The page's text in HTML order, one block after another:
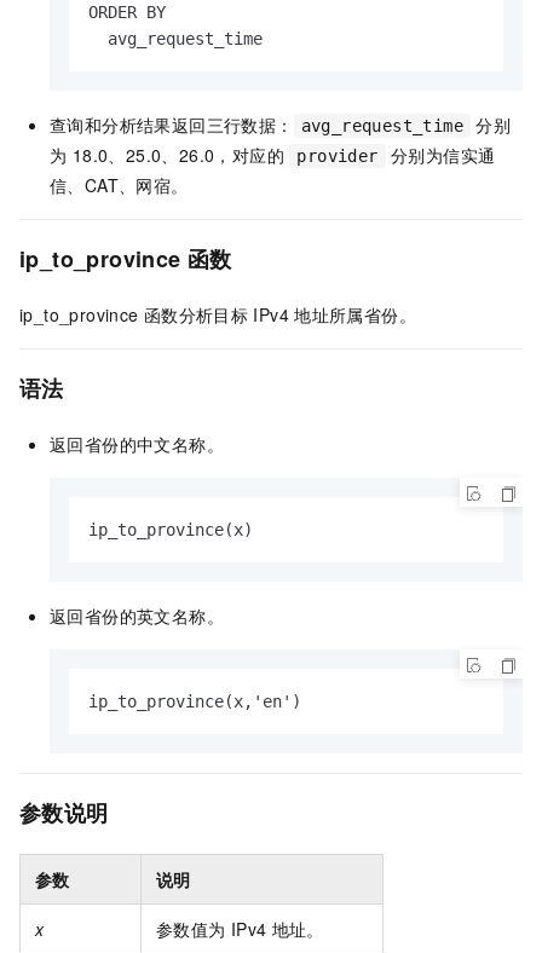
ORDER BY
  avg_request_time
查询和分析结果返回三行数据： avg_request_time
分别
为 18.0、25.0、26.0，对应的
provider
分别为信实通
信、CAT、网宿。
ip_to_province 函数
ip_to_province 函数分析目标 IPv4 地址所属省份。
语法
返回省份的中文名称。
ip_to_province(x)
返回省份的英文名称。
ip_to_province(x,'en')
参数说明
参数 说明
x 参数值为 IPv4 地址。